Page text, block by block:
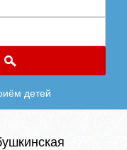
детей